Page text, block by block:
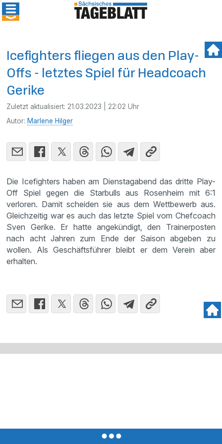
Icefighters fliegen aus den Play-
Offs - letztes Spiel für Headcoach
Gerike
Zuletzt aktualisiert: 21.03.2023 | 22:02 Uhr
Autor: Marlene Hilger
Die Icefighters haben am Dienstagabend das dritte Play-
Off Spiel gegen die Starbulls aus Rosenheim mit 6:1
verloren. Damit scheiden sie aus dem Wettbewerb aus.
Gleichzeitig war es auch das letzte Spiel vom Chefcoach
Sven Gerike. Er hatte angekündigt, den Trainerposten
nach acht Jahren zum Ende der Saison abgeben zu
wollen. Als Geschäftsführer bleibt er dem Verein aber
erhalten.